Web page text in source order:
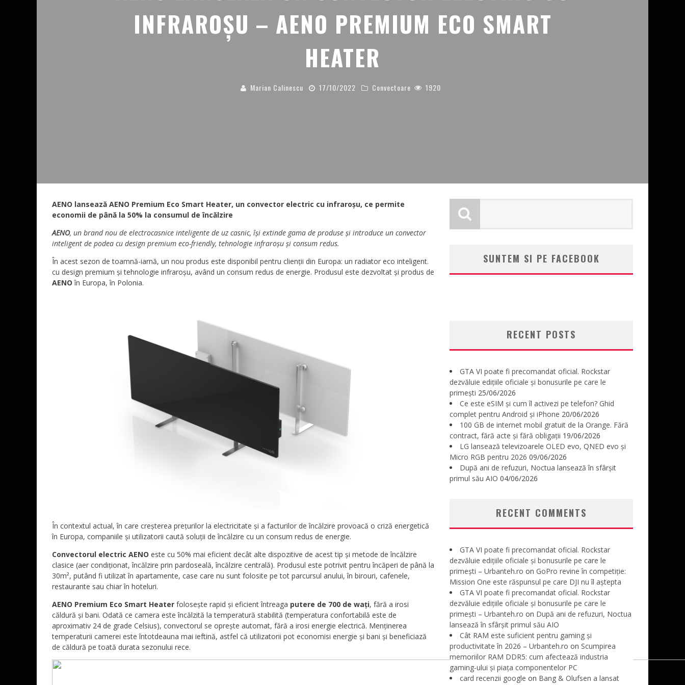
INFRAROȘU – AENO PREMIUM ECO SMART
HEATER
Marian Calinescu 17/10/2022 Convectoare 1920
AENO lansează AENO Premium Eco Smart Heater, un convector electric cu infraroșu, ce permite
economii de până la 50% la consumul de încălzire
AENO, un brandnou de electrocasnice inteligente de uz casnic, își extinde gama de produse și introduce un convector
inteligent de podea cu design premium eco-friendly, tehnologie infraroșu și consum redus.
În acest sezon de toamnă-iarnă, un nou produs este disponibil pentru clienții din Europa: un radiator eco inteligent.
cu design premium și tehnologie infraroșu, având un consum redus de energie. Produsul este dezvoltat și produs de
AENO în Europa, în Polonia.
În contextul actual, în care creșterea prețurilor la electricitate și a facturilor de încălzire provoacă o criză energetică
în Europa, companiile și utilizatorii caută soluții de încălzire cu un consum redus de energie.
Convectorul electric AENO este cu 50% mai eficient decât alte dispozitive de acest tip și metode de încălzire
clasice (aer condiționat, încălzire prin pardoseală, încălzire centrală). Produsul este potrivit pentru încăperi de până la
30m², putând fi utilizat în apartamente, case care nu sunt folosite pe tot parcursul anului, în birouri, cafenele,
restaurante sau chiar în hoteluri.
AENO Premium Eco Smart Heater folosește rapid și eficient întreaga putere de 700 de wați, fără a irosi
căldură și bani. Odată ce camera este încălzită la temperatură stabilită (temperatura confortabilă este de
aproximativ 24 de grade Celsius), convectorul se oprește automat, fără a irosi energie electrică. Menținerea
temperaturii camerei este întotdeauna mai ieftină, astfel că utilizatorii pot economisi energie și bani și beneficiază
de căldură pe toată durata sezonului rece.
SUNTEM SI PE FACEBOOK
RECENT POSTS
GTA VI poate fi precomandat oficial. Rockstar
dezvăluie edițiile oficiale și bonusurile pe care le
primești 25/06/2026
Ce este eSIM și cum îl activezi pe telefon? Ghid
complet pentru Android și iPhone 20/06/2026
100 GB de internet mobil gratuit de la Orange. Fără
contract, fără acte și fără obligații 19/06/2026
LG lansează televizoarele OLED evo, QNED evo și
Micro RGB pentru 2026 09/06/2026
După ani de refuzuri, Noctua lansează în sfârșit
primul său AIO 04/06/2026
RECENT COMMENTS
GTA VI poate fi precomandat oficial. Rockstar
dezvăluie edițiile oficiale și bonusurile pe care le
primești – Urbanteh.ro on GoPro revine în competiție:
Mission One este răspunsul pe care DJI nu îl aștepta
GTA VI poate fi precomandat oficial. Rockstar
dezvăluie edițiile oficiale și bonusurile pe care le
primești – Urbanteh.ro on După ani de refuzuri, Noctua
lansează în sfârșit primul său AIO
Cât RAM este suficient pentru gaming și
productivitate în 2026 – Urbanteh.ro on Scumpirea
memoriilor RAM DDR5: cum afectează industria
gaming-ului și piața componentelor PC
card recenzii google on Bang & Olufsen a lansat